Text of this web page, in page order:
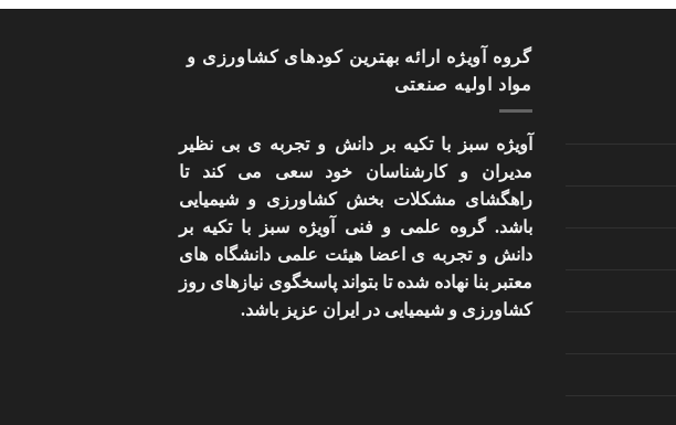
گروه آویژه ارائه بهترین کودهای کشاورزی و
مواد اولیه صنعتی
آویژه سبز با تکیه بر دانش و تجربه ی بی نظیر
مدیران و کارشناسان خود سعی می کند تا
راهگشای مشکلات بخش کشاورزی و شیمیایی
باشد. گروه علمی و فنی آویژه سبز با تکیه بر
دانش و تجربه ی اعضا هیئت علمی دانشگاه های
معتبر بنا نهاده شده تا بتواند پاسخگوی نیازهای روز
کشاورزی و شیمیایی در ایران عزیز باشد.